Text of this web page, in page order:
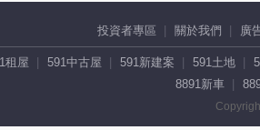
投資者專區 關於我們 廣
租屋 591中古屋 591新建案 591土地
8891新車